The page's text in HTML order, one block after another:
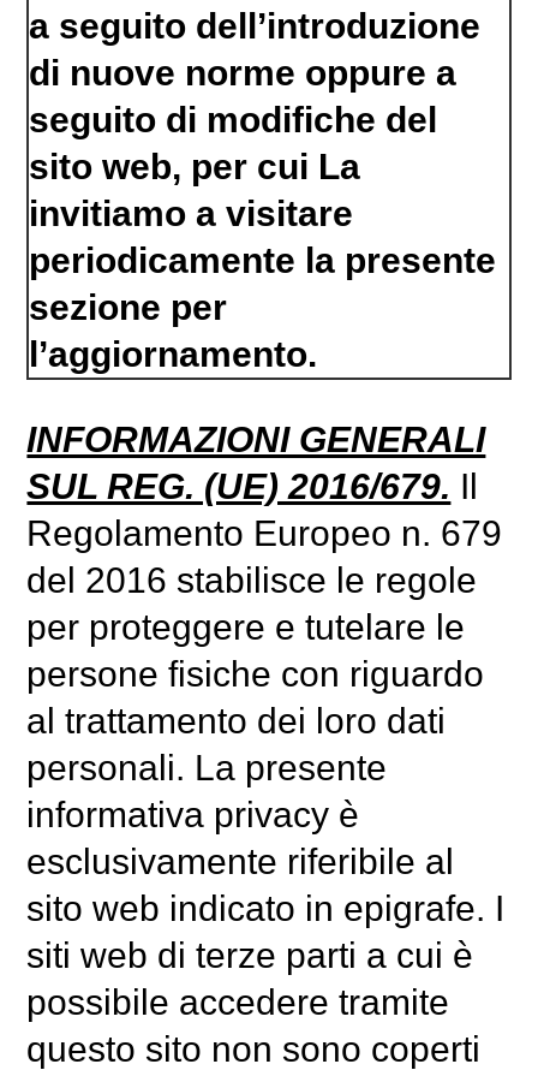
a seguito dell’introduzione
di nuove norme oppure a
seguito di modifiche del
sito web, per cui La
invitiamo a visitare
periodicamente la presente
sezione per
l’aggiornamento.
INFORMAZIONI GENERALI
SUL REG. (UE) 2016/679. Il
Regolamento Europeo n. 679
del 2016 stabilisce le regole
per proteggere e tutelare le
persone fisiche con riguardo
al trattamento dei loro dati
personali. La presente
informativa privacy è
esclusivamente riferibile al
sitoweb indicato in epigrafe. I
siti web di terze parti a cui è
possibile accedere tramite
questo sito non sono coperti